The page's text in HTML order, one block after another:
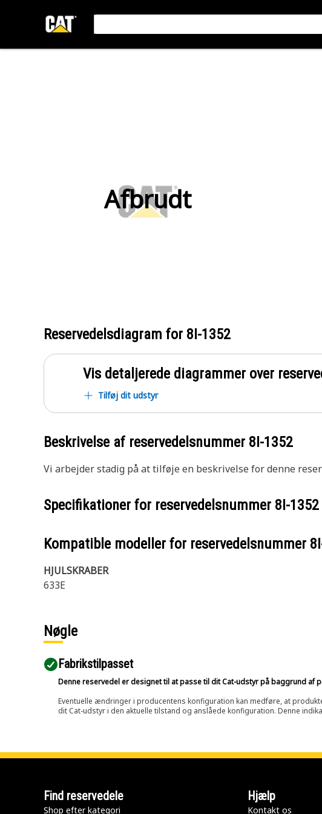
Afbrudt
Reservedelsdiagram for 8I-1352
Vis detaljerede diagrammer over
Tilføj dit udstyr
Beskrivelse af reservedelsnummer 8I-1352
Vi arbejder stadig på at tilføje en beskrivelse for denne
Specifikationer for reservedelsnummer 8I-1352
Kompatible modeller for reservedelsnummer
HJULSKRABER
633E
Nøgle
Fabrikstilpasset
Denne reservedel er designet til at passe til dit Cat-udstyr på baggrund af
Eventuelle ændringer i producentens konfiguration kan medføre, at
dit Cat-udstyr i den aktuelle tilstand og anslåede konfiguration. Denne
Find reservedele
Shop efter kategori
Hjælp
Kontakt os